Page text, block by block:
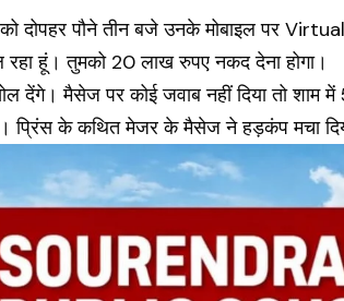
को दोपहर पौने तीन बजे उनके मोबाइल पर
हूं। तुमको 20 लाख रुपए नकद देना होगा।
देंगे। मैसेज पर कोई जवाब नहीं दिया तो शाम
प्रिंस के कथित मेजर के मैसेज ने हड़कंप मचा